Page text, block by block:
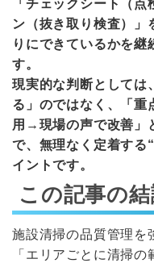
「チェックシート（
ン（抜き取り検査）」
りにできているかを
す。
現実的な判断としては
る」のではなく、「
用→現場の声で改善」
で、無理なく定着する
イントです。
この記事の
施設清掃の品質管理を
「エリアごとに清掃